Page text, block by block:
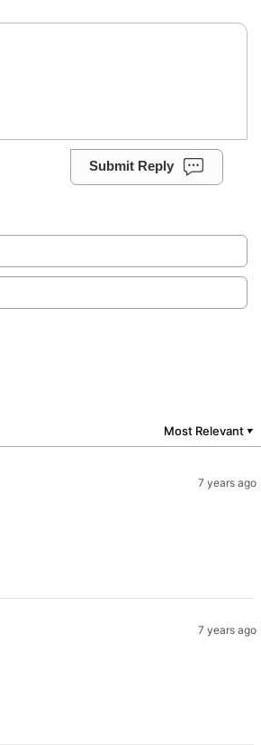
Submit Reply
Most Relevant ▼
7 years ago
7 years ago